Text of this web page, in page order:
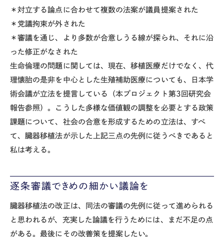
＊対立する論点に合わせて複数の法案が議員提案された
＊党議拘束が外された
＊審議を通じ、より多数が合意しうる線が探られ、それに沿
った修正がなされた
生命倫理の問題に関しては、現在、移植医療だけでなく、代
理懐胎の是非を中心とした生殖補助医療についても、日本学
術会議が立法を提言している（本プロジェクト第3回研究会
報告参照）。こうした多様な価値観の調整を必要とする政策
課題について、社会の合意を形成するための立法は、すべ
て、臓器移植法が示した上記三点の先例に従うべきであると
私は考える。
逐条審議できめの細かい議論を
臓器移植法の改正は、同法の審議の先例に従って進められる
と思われるが、充実した論議を行うためには、まだ不足の点
がある。最後にその改善策を提案したい。